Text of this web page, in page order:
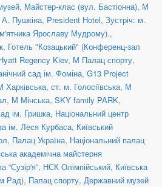
, Майстер-клас (вул. Бастіонна), М
Пушкіна, President Hotel, Зустріч: м.
Ярославу Мудрому).,
, Готель "Козацький" (Конференц-зал
Regency Kiev, М Палац спорту,
сад ім. Фоміна, G13 Project
Харківська, ст. м. Голосіївська, М
, М Мінська, SKY family PARK,
ім. Гришка, Національний центр
ім. Леся Курбаса, Київський
, Палац Україна, Національний палац
академічна майстерня
“Сузір'я”, НСК Олімпійський, Київська
Рад), Палац спорту, Державний музей